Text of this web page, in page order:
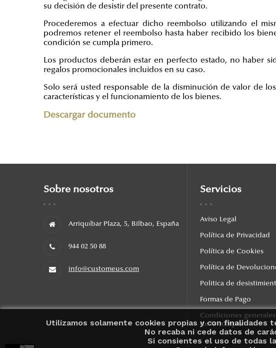
Utilizamos solamente cookies propias y con finalidades
No recaba ni cede datos de
Si consientes el uso de todas
su decisión de desistir del presente contrato.
Procederemos a efectuar dicho reembolso utilizando el
podremos retener el reembolso hasta haber recibido los
condición se cumpla primero.
Los productos deberán estar en perfecto estado, no haber
regalos promocionales incluidos en su caso.
Solo será usted responsable de la disminución de valor de
características y el funcionamiento de los bienes.
Descargar documento
Sobre nosotros
Arriquíbar Plaza, 5, Bilbao, España
944 02 50 88
info@customeus.com
Servicios
Aviso Legal
Política de Privacidad
Política de Cookies
Política de
Politica de
Formas de Pago
Condiciones generales
de la compra